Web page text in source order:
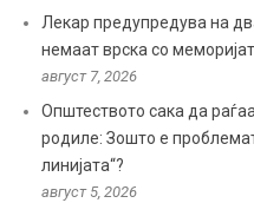
Лекар предупредува на
немаат врска со
август 7, 2026
Општеството сака да
родиле: Зошто е
линијата“?
август 5, 2026